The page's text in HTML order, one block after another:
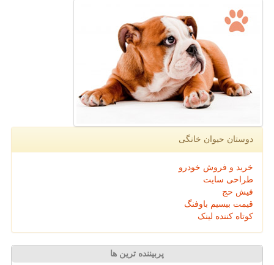
دوستان حیوان خانگی
خرید و فروش خودرو
طراحی سایت
فیش حج
قیمت بیسیم باوفنگ
کوتاه کننده لینک
پربیننده ترین ها